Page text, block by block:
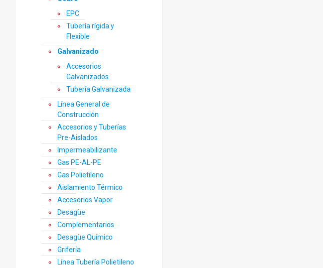
EPC
Tubería rígida y
Flexible
Galvanizado
Accesorios
Galvanizados
Tubería Galvanizada
Línea General de
Construcción
Accesorios y Tuberías
Pre-Aislados
Impermeabilizante
Gas PE-AL-PE
Gas Polietileno
Aislamiento Térmico
Accesorios Vapor
Desagüe
Complementarios
Desagüe Químico
Grifería
Línea Tubería Polietileno